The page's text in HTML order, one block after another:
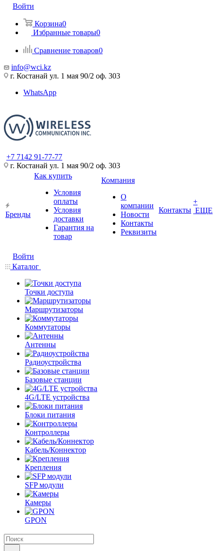
Войти
Корзина0
Избранные товары0
Сравнение товаров0
info@wci.kz
г. Костанай ул. 1 мая 90/2 оф. 303
WhatsApp
+7 7142 91-77-77
г. Костанай ул. 1 мая 90/2 оф. 303
Бренды
Как купить
Условия
оплаты
Условия
доставки
Гарантия на
товар
Компания
О
компании
Новости
Контакты
Реквизиты
Контакты
+
ЕЩЕ
Войти
Каталог
Точки доступа
Маршрутизаторы
Коммутаторы
Антенны
Радиоустройства
Базовые станции
4G/LTE устройства
Блоки питания
Контроллеры
Кабель/Коннектор
Крепления
SFP модули
Камеры
GPON